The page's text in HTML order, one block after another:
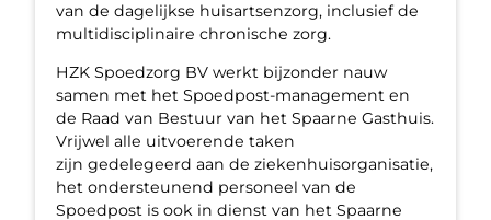
van de dagelijkse huisartsenzorg, inclusief de
multidisciplinaire chronische zorg.
HZK Spoedzorg BV werkt bijzonder nauw
samen met het Spoedpost-management en
de Raad van Bestuur van het Spaarne Gasthuis.
Vrijwel alle uitvoerende taken
zijn gedelegeerd aan de ziekenhuisorganisatie,
het ondersteunend personeel van de
Spoedpost is ook in dienst van het Spaarne